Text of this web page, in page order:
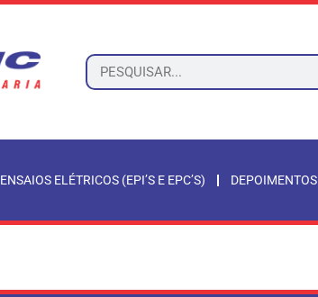
ENSAIOS ELÉTRICOS (EPI’S E EPC’S) DEPOIMENTOS